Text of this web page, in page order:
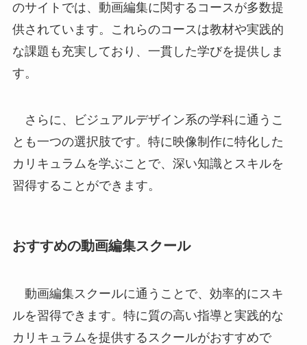
のサイトでは、動画編集に関するコースが多数提
供されています。これらのコースは教材や実践的
な課題も充実しており、一貫した学びを提供しま
す。
さらに、ビジュアルデザイン系の学科に通うこ
とも一つの選択肢です。特に映像制作に特化した
カリキュラムを学ぶことで、深い知識とスキルを
習得することができます。
おすすめの動画編集スクール
動画編集スクールに通うことで、効率的にスキ
ルを習得できます。特に質の高い指導と実践的な
カリキュラムを提供するスクールがおすすめで